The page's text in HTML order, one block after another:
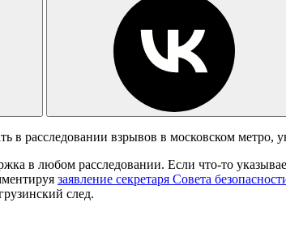
в расследовании взрывов в московском
в любом расследовании. Если что-то
заявление секретаря Совета
след.